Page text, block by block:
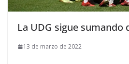
La UDG sigue sumando
13 de marzo de 2022